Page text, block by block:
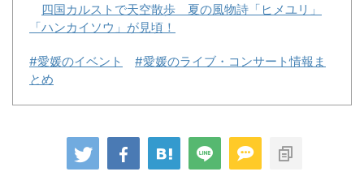
四国カルストで天空散歩 夏の風物詩「ヒメユリ」
「ハンカイソウ」が見頃！
#愛媛のイベント
#愛媛のライブ・コンサート情報ま
とめ